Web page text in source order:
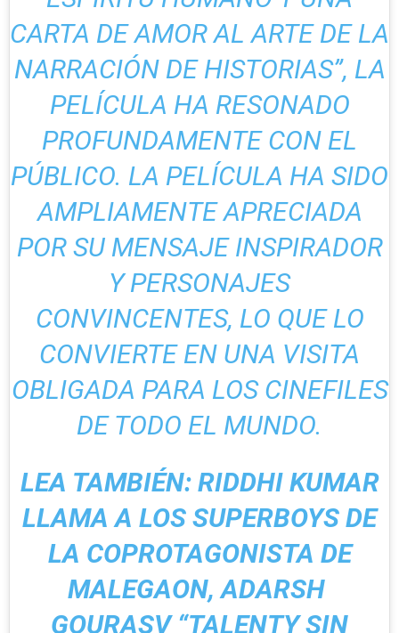
CARTA DE AMOR AL ARTE DE LA
NARRACIÓN DE HISTORIAS”, LA
PELÍCULA HA RESONADO
PROFUNDAMENTE CON EL
PÚBLICO. LA PELÍCULA HA SIDO
AMPLIAMENTE APRECIADA
POR SU MENSAJE INSPIRADOR
Y PERSONAJES
CONVINCENTES, LO QUE LO
CONVIERTE EN UNA VISITA
OBLIGADA PARA LOS CINEFILES
DE TODO EL MUNDO.
LEA TAMBIÉN: RIDDHI KUMAR
LLAMA A LOS SUPERBOYS DE
LA COPROTAGONISTA DE
MALEGAON, ADARSH ​​
GOURASV “TALENTY SIN